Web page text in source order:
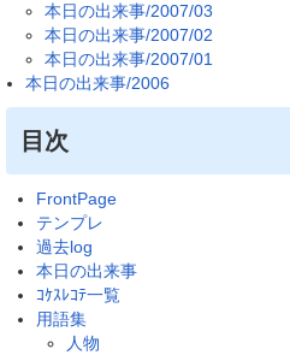
本日の出来事/2007/03
本日の出来事/2007/02
本日の出来事/2007/01
本日の出来事/2006
目次
FrontPage
テンプレ
過去log
本日の出来事
ｺｹｽﾚｺﾃ一覧
用語集
人物